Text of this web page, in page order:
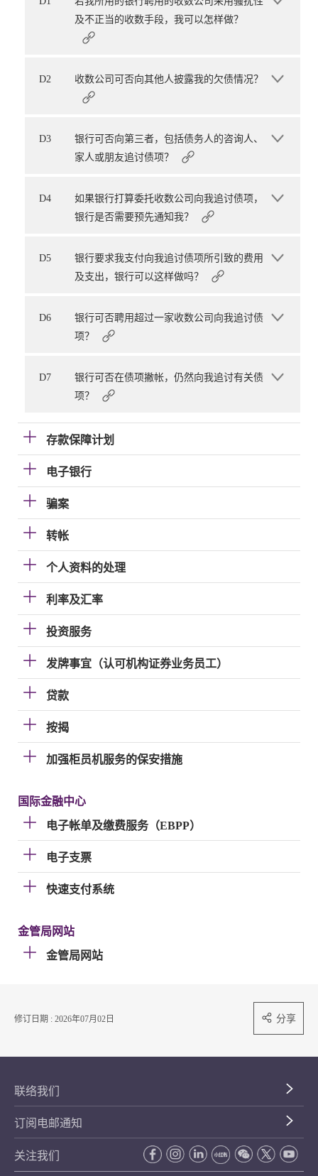
及不正当的收数手段，我可以怎样做？
D2 收数公司可否向其他人披露我的欠债情况？
D3
银行可否向第三者，包括债务人的咨询人、
家人或朋友追讨债项？
D4
如果银行打算委托收数公司向我追讨债项，
银行是否需要预先通知我？
D5
银行要求我支付向我追讨债项所引致的费用
及支出，银行可以这样做吗？
D6
银行可否聘用超过一家收数公司向我追讨债
项？
D7
银行可否在债项撇帐，仍然向我追讨有关债
项？
存款保障计划
电子银行
骗案
转帐
个人资料的处理
利率及汇率
投资服务
发牌事宜（认可机构证券业务员工）
贷款
按揭
加强柜员机服务的保安措施
国际金融中心
电子帐单及缴费服务（EBPP）
电子支票
快速支付系统
金管局网站
金管局网站
修订日期 : 2026年07月02日 分享
联络我们
订阅电邮通知
关注我们